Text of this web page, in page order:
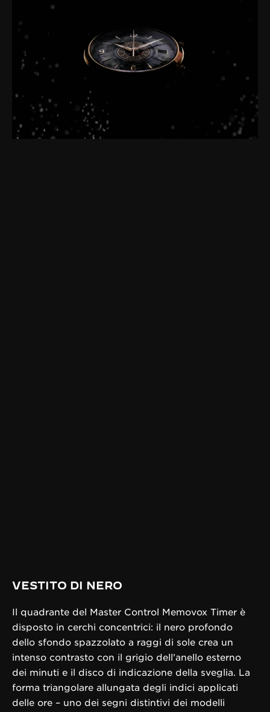
VESTITO DI NERO
Il quadrante del Master Control Memovox Timer è
disposto in cerchi concentrici: il nero profondo
dello sfondo spazzolato a raggi di sole crea un
intenso contrasto con il grigio dell’anello esterno
dei minuti e il disco di indicazione della sveglia. La
forma triangolare allungata degli indici applicati
delle ore – uno dei segni distintivi dei modelli